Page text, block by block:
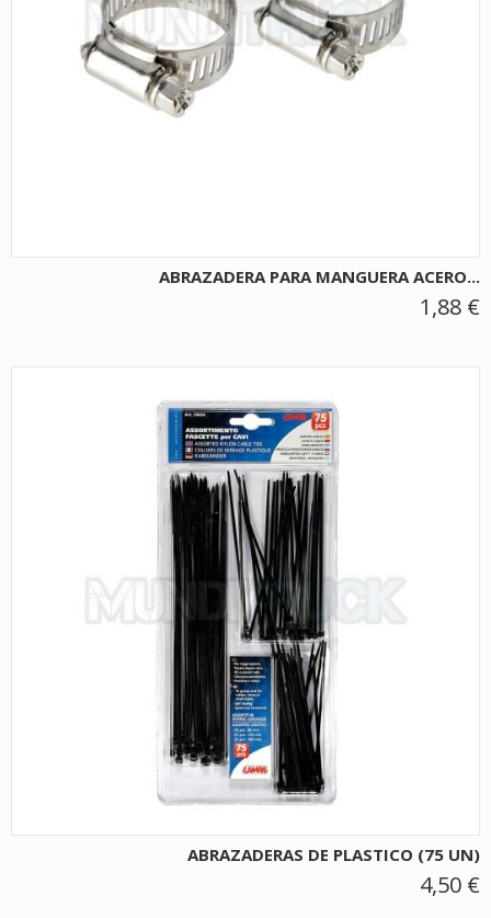
ABRAZADERA PARA MANGUERA ACERO...
1,88 €
ABRAZADERAS DE PLASTICO (75 UN)
4,50 €